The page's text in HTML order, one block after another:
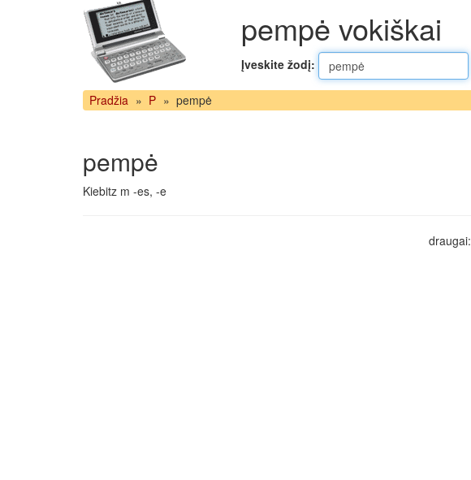
pempė vokiškai
Įveskite žodį:
Pradžia » P » pempė
pempė
Kiebitz m -es, -e
draugai: